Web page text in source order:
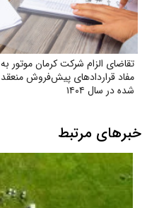
تقاضای الزام شرکت کرمان موتور به
مفاد قراردادهای پیش‌فروش منعقد
شده در سال ۱۴۰۴
خبرهای مرتبط